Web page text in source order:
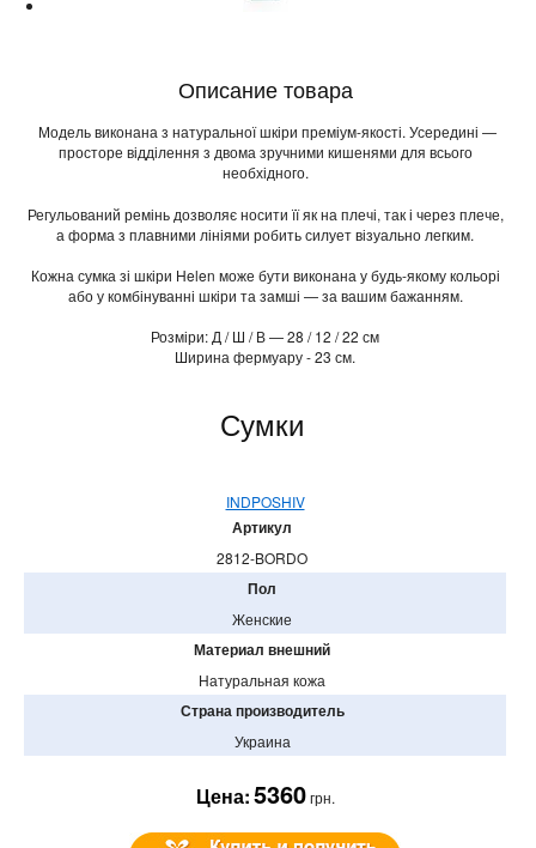
Описание товара
Модель виконана з натуральної шкіри преміум-якості. Усередині —
просторе відділення з двома зручними кишенями для всього
необхідного.
Регульований ремінь дозволяє носити її як на плечі, так і через плече,
а форма з плавними лініями робить силует візуально легким.
Кожна сумка зі шкіри Helen може бути виконана у будь-якому кольорі
або у комбінуванні шкіри та замші — за вашим бажанням.
Розміри: Д / Ш / В — 28 / 12 / 22 см
Ширина фермуару - 23 см.
Сумки
INDPOSHIV
Артикул
2812-BORDO
Пол
Женские
Материал внешний
Натуральная кожа
Страна производитель
Украина
Цена:5360грн.